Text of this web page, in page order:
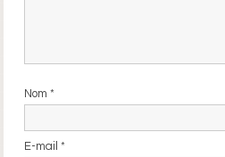
Nom*
E-mail*